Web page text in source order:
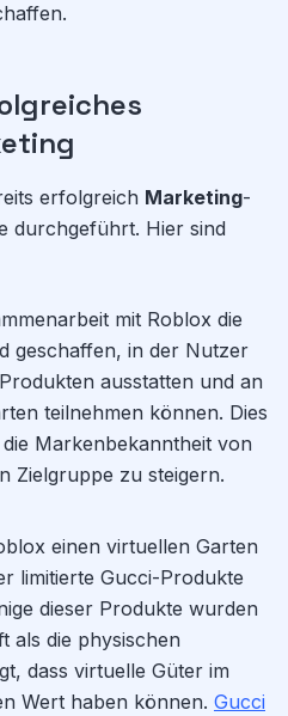
erfolgreich Marketing-
durchgeführt. Hier sind
mit Roblox die
geschaffen, in der Nutzer
ausstatten und an
teilnehmen können. Dies
Markenbekanntheit von
Zielgruppe zu steigern.
einen virtuellen Garten
limitierte Gucci-Produkte
dieser Produkte wurden
als die physischen
dass virtuelle Güter im
Wert haben können. Gucci